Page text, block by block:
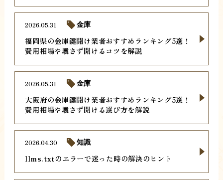
福岡県の金庫鍵開け業者おすすめランキング5選！
費用相場や壊さず開けるコツを解説
2026.05.31 金庫
大阪府の金庫鍵開け業者おすすめランキング5選！
費用相場や壊さず開ける選び方を解説
2026.05.31 金庫
llms.txtのエラーで迷った時の解決のヒント
2026.04.30 知識